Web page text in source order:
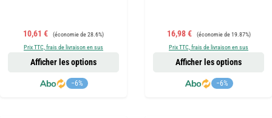
Prix de vente :
10,61 € Prix régulier :
(économie de 28.6%)
Prix TTC, frais de livraison en sus
−6%
Afficher les options
Prix de vente :
16,98 € Prix régulier :
(économie de 19.87%)
Prix TTC, frais de livraison en sus
−6%
Afficher les options